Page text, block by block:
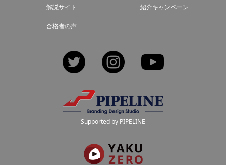
解説サイト 紹介キャンペーン
合格者の声
Twitter Instagram
Supported by PIPELINE